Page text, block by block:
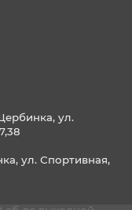
ул.
ул. Спортивная,